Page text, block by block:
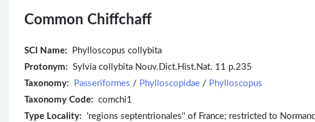
Common Chiffchaff
SCI Name:
Phylloscopus collybita
Protonym: Sylvia collybita Nouv.Dict.Hist.Nat. 11 p.235
Taxonomy:
Passeriformes / Phylloscopidae / Phylloscopus
Taxonomy Code: comchi1
Type Locality: 'regions septentrionales'' of France; restricted to